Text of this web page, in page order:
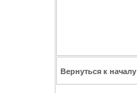
Вернуться к началу